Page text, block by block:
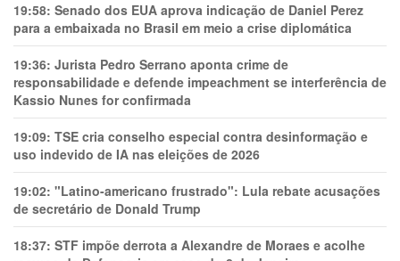
19:58: Senado dos EUA aprova indicação de Daniel Perez
para a embaixada no Brasil em meio a crise diplomática
19:36: Jurista Pedro Serrano aponta crime de
responsabilidade e defende impeachment se interferência de
Kassio Nunes for confirmada
19:09: TSE cria conselho especial contra desinformação e
uso indevido de IA nas eleições de 2026
19:02: "Latino-americano frustrado": Lula rebate acusações
de secretário de Donald Trump
18:37: STF impõe derrota a Alexandre de Moraes e acolhe